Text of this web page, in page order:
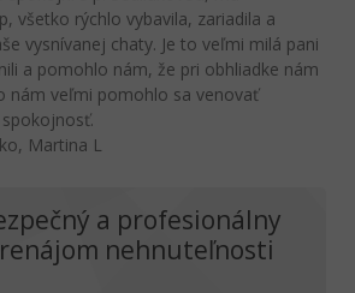
všetko rýchlo vybavila, zariadila a
vysnívanej chaty. Je to veľmi milá pani
a pomohlo nám, že pri obhliadke nám
nám veľmi pomohlo sa venovať
Martina L
a profesionálny
nehnuteľnosti